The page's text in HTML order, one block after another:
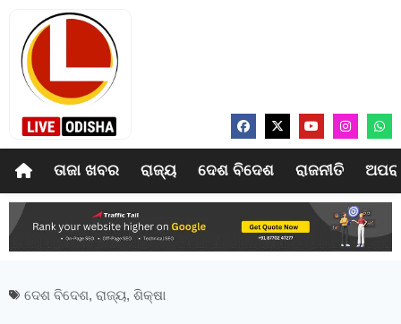
ତାଜା ଖବର ରାଜ୍ୟ ଦେଶ ବିଦେଶ ରାଜନୀତି
ଦେଶ ବିଦେଶ, ରାଜ୍ୟ, ଶିକ୍ଷା